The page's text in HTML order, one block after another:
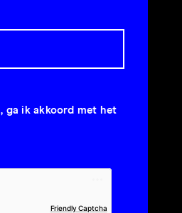
ga ik akkoord met het
Friendly Captcha